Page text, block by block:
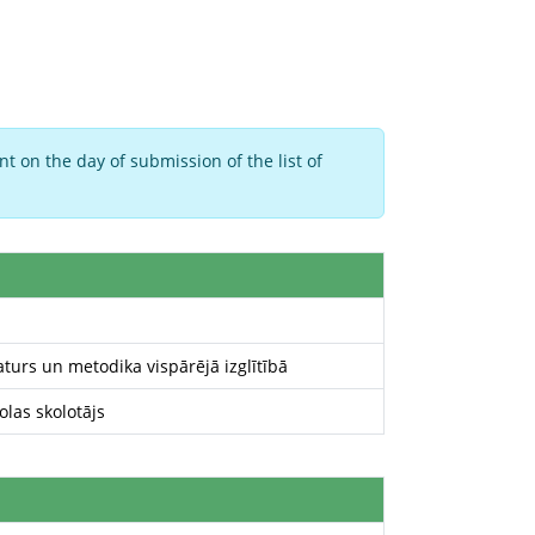
on the day of submission of the list of
un metodika vispārējā izglītībā
skolotājs